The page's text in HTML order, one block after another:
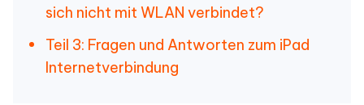
sich nicht mit WLAN verbindet?
Teil 3: Fragen und Antworten zum iPad
Internetverbindung